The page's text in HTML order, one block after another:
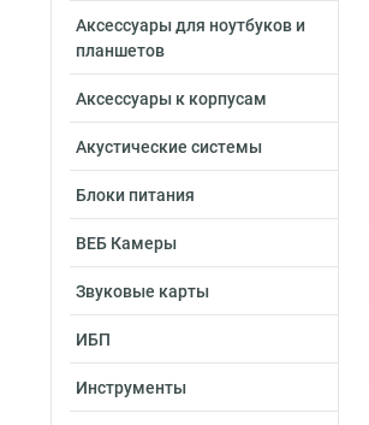
Аксессуары для ноутбуков и
планшетов
Аксессуары к корпусам
Акустические системы
Блоки питания
ВЕБ Камеры
Звуковые карты
ИБП
Инструменты